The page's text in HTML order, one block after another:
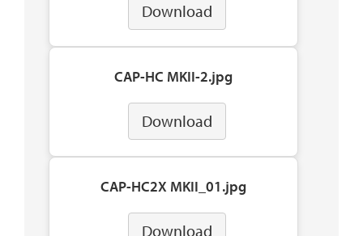
Download
CAP-HC MKII-2.jpg
Download
CAP-HC2X MKII_01.jpg
Download